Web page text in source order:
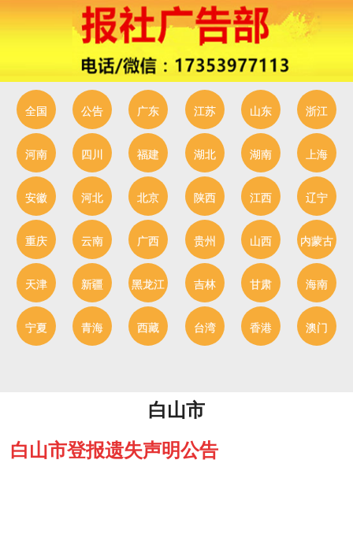
全国 公告 广东 江苏 山东 浙江
河南 四川 福建 湖北 湖南 上海
安徽 河北 北京 陕西 江西 辽宁
重庆 云南 广西 贵州 山西 内蒙古
天津 新疆 黑龙江 吉林 甘肃 海南
宁夏 青海 西藏 台湾 香港 澳门
白山市
白山市登报遗失声明公告